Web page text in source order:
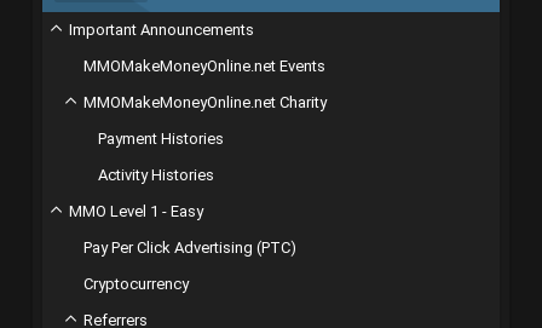
Important Announcements
MMOMakeMoneyOnline.net Events
MMOMakeMoneyOnline.net Charity
Payment Histories
Activity Histories
MMO Level 1 - Easy
Pay Per Click Advertising (PTC)
Cryptocurrency
Referrers